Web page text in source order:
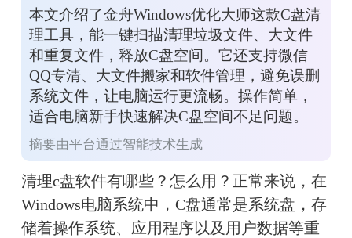
本文介绍了金舟Windows优化大师这款C盘清
理工具，能一键扫描清理垃圾文件、大文件
和重复文件，释放C盘空间。它还支持微信
QQ专清、大文件搬家和软件管理，避免误删
系统文件，让电脑运行更流畅。操作简单，
适合电脑新手快速解决C盘空间不足问题。
摘要由平台通过智能技术生成
清理c盘软件有哪些？怎么用？正常来说，在
Windows电脑系统中，C盘通常是系统盘，存
储着操作系统、应用程序以及用户数据等重